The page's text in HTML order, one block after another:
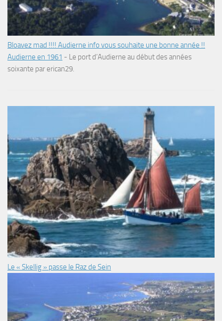
Bloavez mad !!!! Audierne info vous souhaite une bonne année !!
Audierne en 1961 - Le port d’Audierne au début des années
soixante par erican29.
Le « Skellig » passe le Raz de Sein